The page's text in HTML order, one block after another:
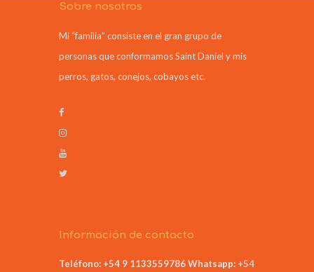
Sobre nosotros
Mi “familia” consiste en el gran grupo de
personas que conformamos Saint Daniel y mis
perros, gatos, conejos, cobayos etc.
Información de contacto
Teléfono: +54 9 1133559786Whatsapp: +54